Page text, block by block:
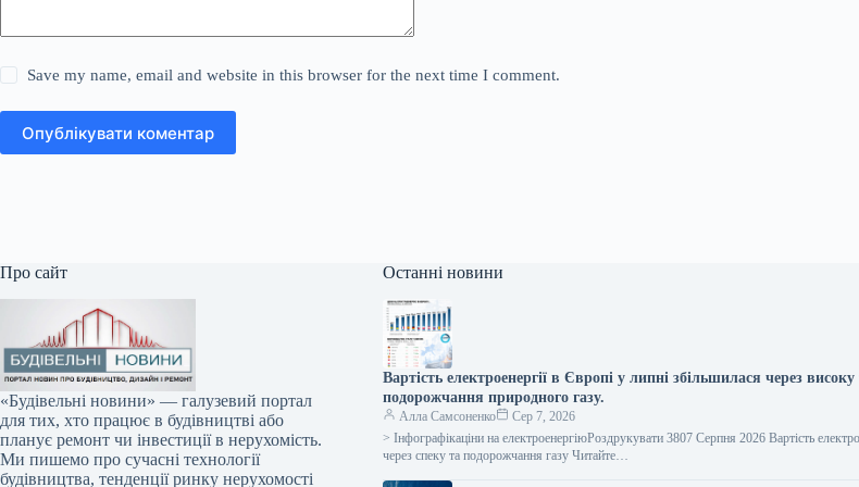
Save my name, email and website in this browser for the next time I comment.
Опублікувати коментар
Про сайт
«Будівельні новини» — галузевий портал
для тих, хто працює в будівництві або
планує ремонт чи інвестиції в нерухомість.
Ми пишемо про сучасні технології
будівництва, тенденції ринку нерухомості
Останні новини
Вартість електроенергії в Європі у липні збільшилася через
подорожчання природного газу.
Алла Самсоненко
Сер 7, 2026
> Інфографікаціни на електроенергіюРоздрукувати 3807 Серпня 2026 Вартість
через спеку та подорожчання газу Читайте…